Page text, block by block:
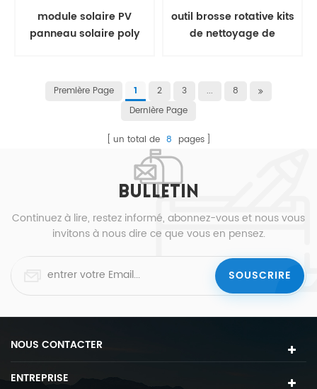
module solaire PV
panneau solaire poly
outil brosse rotative kits
de nettoyage de
Première Page 1 2 3 ...
8
Dernière Page
un total de 8 pages
BULLETIN
Continuez à lire, restez informé, abonnez-vous et nous vous
invitons à nous dire ce que vous en pensez.
NOUS CONTACTER
ENTREPRISE